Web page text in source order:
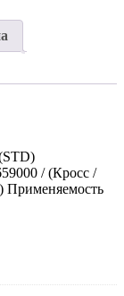
/ (Кросс /
Применяемость